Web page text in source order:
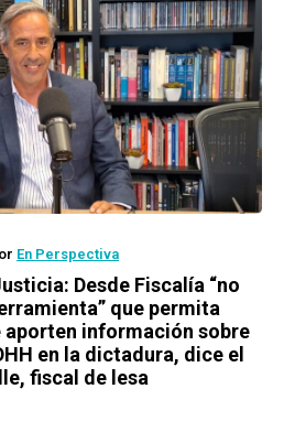
En Perspectiva
Desde Fiscalía “no
que permita
aporten información sobre
en la dictadura, dice el
fiscal de lesa